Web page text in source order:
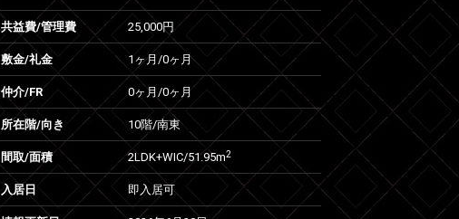
共益費/管理費 25,000円
敷金/礼金 1ヶ月 /0ヶ月
仲介/FR 0ヶ月 /0ヶ月
所在階/向き 10階/南東
間取/面積 2LDK+WIC/51.95m2
入居日 即入居可